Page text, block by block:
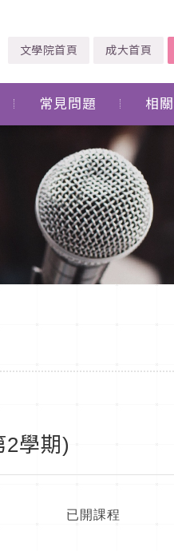
文學院首頁 成大首頁
常見問題 相
2學期)
已開課程